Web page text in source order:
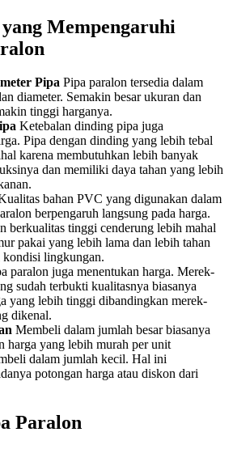
Mempengaruhi
Pipa Pipa paralon tersedia dalam
diameter. Semakin besar ukuran dan
tinggi harganya.
Ketebalan dinding pipa juga
Pipa dengan dinding yang lebih tebal
karena membutuhkan lebih banyak
dan memiliki daya tahan yang lebih
bahan PVC yang digunakan dalam
berpengaruh langsung pada harga.
berkualitas tinggi cenderung lebih mahal
pakai yang lebih lama dan lebih tahan
kondisi lingkungan.
paralon juga menentukan harga. Merek-
sudah terbukti kualitasnya biasanya
yang lebih tinggi dibandingkan merek-
dikenal.
Membeli dalam jumlah besar biasanya
harga yang lebih murah per unit
dalam jumlah kecil. Hal ini
potongan harga atau diskon dari
Paralon